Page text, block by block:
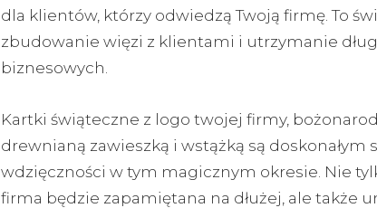
dla klientów, którzy odwiedzą Twoją firmę. To
zbudowanie więzi z klientami i utrzymanie
biznesowych.
Kartki świąteczne z logo twojej firmy,
drewnianą zawieszką i wstążką są doskonałym
wdzięczności w tym magicznym okresie. Nie
firma będzie zapamiętana na dłużej, ale także